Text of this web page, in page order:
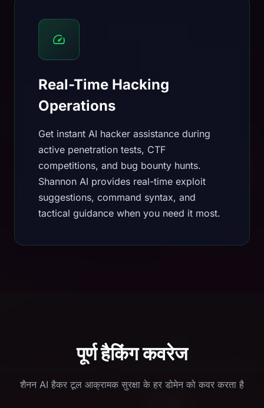
Real-Time Hacking
Operations
Get instant AI hacker assistance during
active penetration tests, CTF
competitions, and bug bounty hunts.
Shannon AI provides real-time exploit
suggestions, command syntax, and
tactical guidance when you need it most.
पूर्ण हैकिंग कवरेज
शैनन AI हैकर टूल आक्रामक सुरक्षा के हर डोमेन को कवर करता है